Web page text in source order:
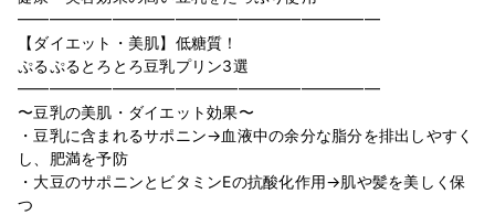
━︎━︎━︎━︎━︎━︎━︎━︎━︎━︎━︎━︎━︎━︎━︎━︎━︎━︎━︎━︎━︎━︎━︎
【ダイエット・美肌】低糖質！
ぷるぷるとろとろ豆乳プリン3選
━︎━︎━︎━︎━︎━︎━︎━︎━︎━︎━︎━︎━︎━︎━︎━︎━︎━︎━︎━︎━︎━︎━︎
〜豆乳の美肌・ダイエット効果〜
・豆乳に含まれるサポニン→血液中の余分な脂分を排出しやすく
し、肥満を予防
・大豆のサポニンとビタミンEの抗酸化作用→肌や髪を美しく保
つ